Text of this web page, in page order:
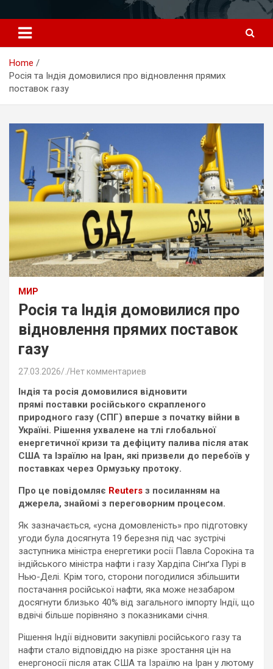
к
содержимому
Home
Росія та Індія домовилися про відновлення прямих
поставок газу
МИР
Росія та Індія домовилися про
відновлення прямих поставок
газу
27.03.2026 Нет комментариев
Індія та росія домовилися відновити
прямі поставки російського скрапленого
природного газу (СПГ) вперше з початку війни в
Україні. Рішення ухвалене на тлі глобальної
енергетичної кризи та дефіциту палива після атак
США та Ізраїлю на Іран, які призвели до перебоїв у
поставках через Ормузьку протоку.
Про це повідомляє Reuters з посиланням на
джерела, знайомі з переговорним процесом.
Як зазначається, «усна домовленість» про підготовку
угоди була досягнута 19 березня під час зустрічі
заступника міністра енергетики росії Павла Сорокіна та
індійського міністра нафти і газу Хардіпа Сінґха Пурі в
Нью-Делі. Крім того, сторони погодилися збільшити
постачання російської нафти, яка може незабаром
досягнути близько 40% від загального імпорту Індії, що
вдвічі більше порівняно з показниками січня.
Рішення Індії відновити закупівлі російського газу та
нафти стало відповіддю на різке зростання цін на
енергоносії після атак США та Ізраїлю на Іран у лютому